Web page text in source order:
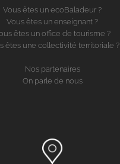
Vous êtes un ecoBaladeur ?
Vous êtes un enseignant ?
êtes un office de tourisme ?
êtes une collectivité territoriale ?
Nos partenaires
On parle de nous